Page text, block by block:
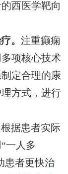
西医学靶向
。注重癫痫
项核心技术
定合理的康
方式，进行
据患者实际
一人多
患者更快治